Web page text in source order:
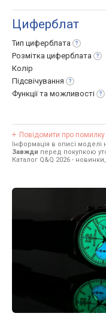
Циферблат
Тип циферблата
Розмітка циферблата
Колір
Підсвічування
Функції та можливості
Повідомити про помилку
Інформація в описі
Завжди перед покупкою
Каталог Q&Q 2026 - новинки,